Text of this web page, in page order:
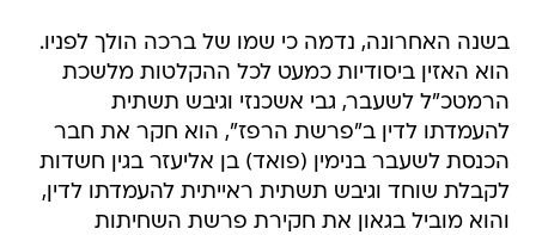
בשנה האחרונה, נדמה כי שמו של ברכה הולך לפניו.
הוא האזין ביסודיות כמעט לכל ההקלטות מלשכת
הרמטכ"ל לשעבר, גבי אשכנזי וגיבש תשתית
להעמדתו לדין ב"פרשת הרפז", הוא חקר את חבר
הכנסת לשעבר בנימין (פואד) בן אליעזר בגין חשדות
לקבלת שוחד וגיבש תשתית ראייתית להעמדתו לדין,
והוא מוביל בגאון את חקירת פרשת השחיתות